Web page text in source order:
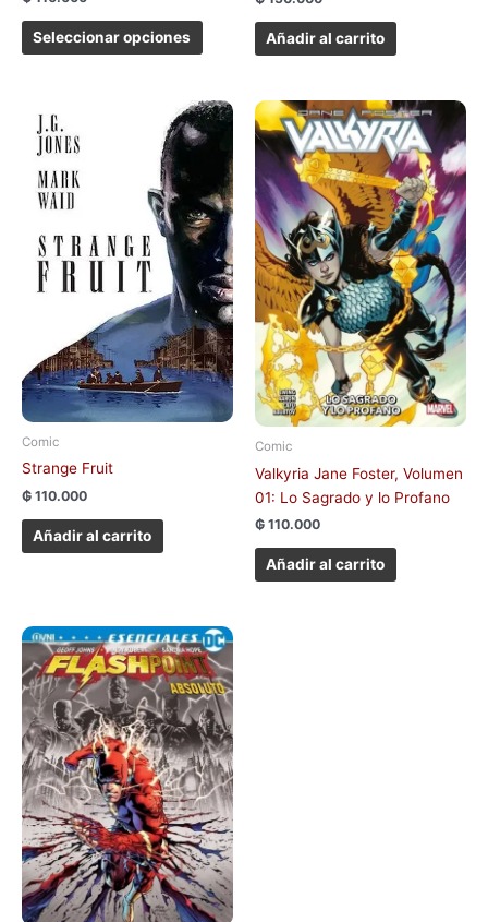
Seleccionar opciones Añadir al carrito
Comic
Strange Fruit
₲ 110.000
Añadir al carrito
Comic
Valkyria Jane Foster, Volumen
01: Lo Sagrado y lo Profano
₲ 110.000
Añadir al carrito